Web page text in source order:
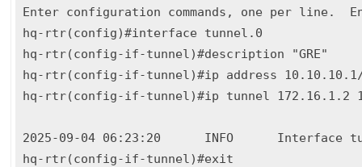
Enter configuration commands, one per line.
hq-rtr(config)#interface tunnel.0
hq-rtr(config-if-tunnel)#description "GRE"
hq-rtr(config-if-tunnel)#ip address
hq-rtr(config-if-tunnel)#ip tunnel 172.16.1.2
2025-09-04 06:23:20      INFO      Interface
hq-rtr(config-if-tunnel)#exit